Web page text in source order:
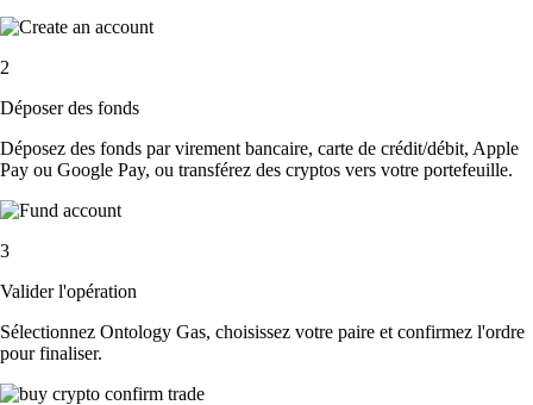
2
Déposer des fonds
Déposez des fonds par virement bancaire, carte de crédit/débit, Apple
Pay ou Google Pay, ou transférez des cryptos vers votre portefeuille.
3
Valider l'opération
Sélectionnez Ontology Gas, choisissez votre paire et confirmez l'ordre
pour finaliser.